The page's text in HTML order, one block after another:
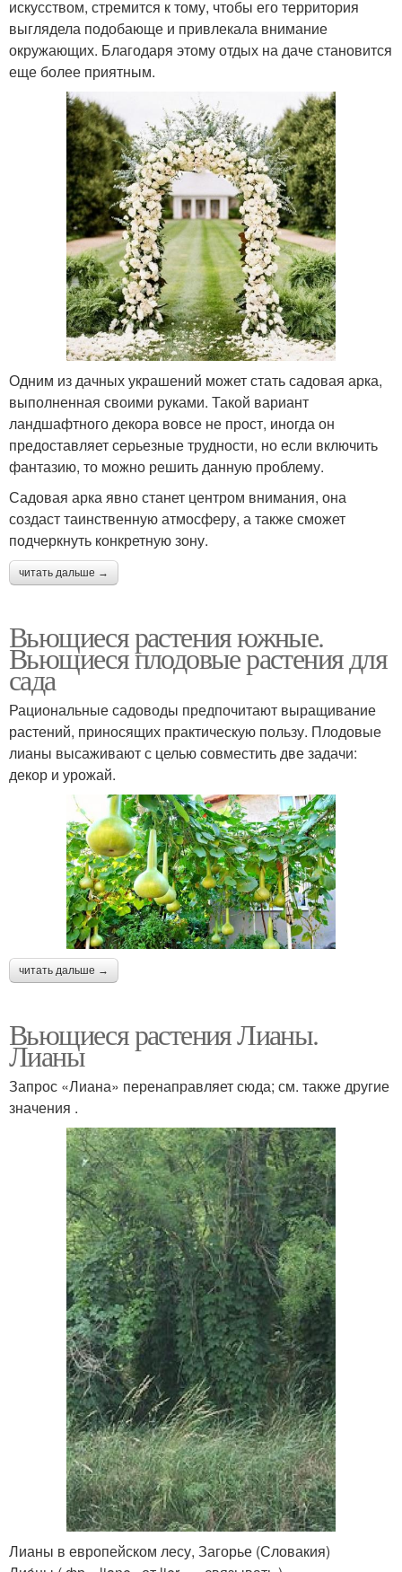
искусством, стремится к тому, чтобы его территория
выглядела подобающе и привлекала внимание
окружающих. Благодаря этому отдых на даче становится
еще более приятным.
Одним из дачных украшений может стать садовая арка,
выполненная своими руками. Такой вариант
ландшафтного декора вовсе не прост, иногда он
предоставляет серьезные трудности, но если включить
фантазию, то можно решить данную проблему.
Садовая арка явно станет центром внимания, она
создаст таинственную атмосферу, а также сможет
подчеркнуть конкретную зону.
читать дальше →
Вьющиеся растения южные.
Вьющиеся плодовые растения для
сада
Рациональные садоводы предпочитают выращивание
растений, приносящих практическую пользу. Плодовые
лианы высаживают с целью совместить две задачи:
декор и урожай.
читать дальше →
Вьющиеся растения Лианы.
Лианы
Запрос «Лиана» перенаправляет сюда; см. также другие
значения .
Лианы в европейском лесу, Загорье (Словакия)